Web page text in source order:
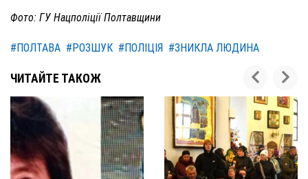
Фото: ГУ Нацполіції Полтавщини
#ПОЛТАВА #РОЗШУК #ПОЛІЦІЯ #ЗНИКЛА ЛЮДИНА
ЧИТАЙТЕ ТАКОЖ